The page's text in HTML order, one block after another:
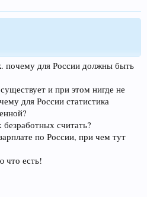
почему для России должны быть
и при этом нигде не
для России статистика
безработных считать?
по России, при чем тут
что есть!